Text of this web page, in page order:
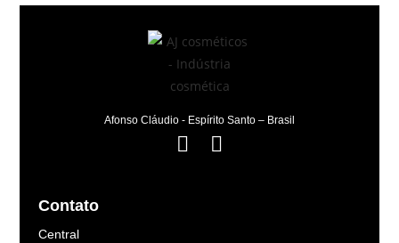
Afonso Cláudio - Espírito Santo – Brasil
Contato
Central